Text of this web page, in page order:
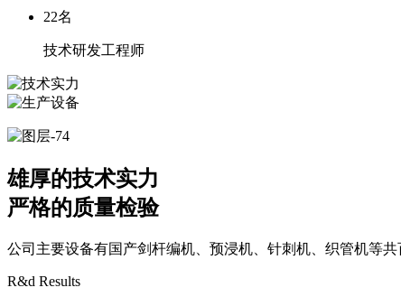
22名
技术研发工程师
雄厚的技术实力
严格的质量检验
公司主要设备有国产剑杆编机、预浸机、针刺机、织管机等
R&d Results